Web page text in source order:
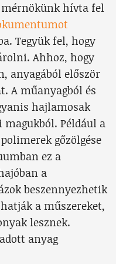
mérnökünk hívta fel
Tegyük fel, hogy
Ahhoz, hogy
anyagából először
A műanyagból és
hajlamosak
Például a
gőzölgése
ez a
a
beszennyezhetik
a műszereket,
lesznek.
anyag